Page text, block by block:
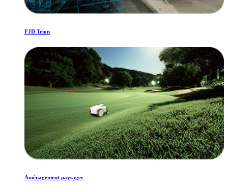
FJD Trion
Aménagement paysager